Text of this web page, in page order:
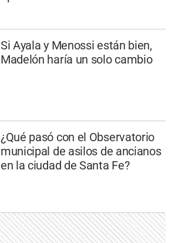
Si Ayala y Menossi están bien,
Madelón haría un solo cambio
¿Qué pasó con el Observatorio
municipal de asilos de ancianos
en la ciudad de Santa Fe?